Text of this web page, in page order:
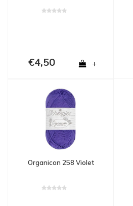
€4,50 +
Organicon 258 Violet